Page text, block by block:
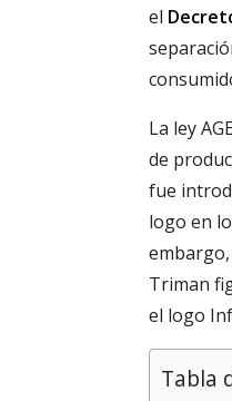
el
La ley
de
fue
logo en
Triman
el logo
Tabla